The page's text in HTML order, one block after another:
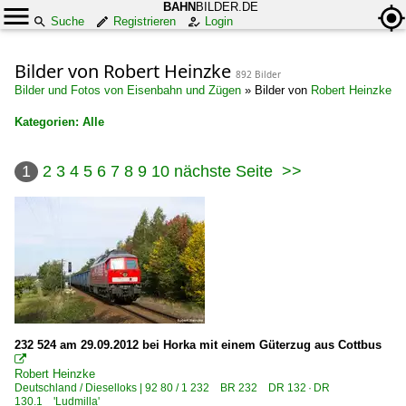
BAHN BILDER.DE
Suche
Registrieren Login
Bilder von Robert Heinzke 892 Bilder
Bilder und Fotos von Eisenbahn und Zügen » Bilder von Robert Heinzke
Kategorien: Alle
Alle Kategorien
Dampfloks
BR 01 DB 001 · DR 01.20 ·DRG-Einheitslok·
BR 01.5 DR 01.15 ·DR-Rekolok·
BR 23 DB 023 ·DB-Neubau·
1 2 3 4 5 6 7 8 9 10 nächste Seite >>
232 524 am 29.09.2012 bei Horka mit einem Güterzug aus Cottbus

Robert Heinzke
Deutschland / Dieselloks | 92 80 / 1 232 BR 232 DR 132 · DR
130.1 'Ludmilla'